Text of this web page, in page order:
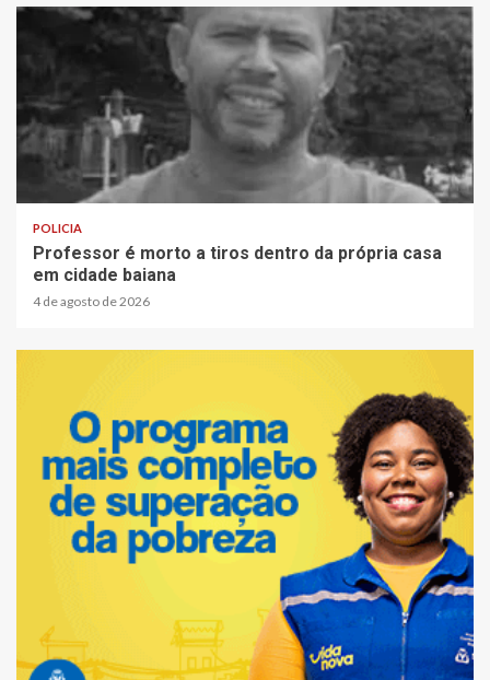
1 min read
POLICIA
Professor é morto a tiros dentro da própria casa
em cidade baiana
4 de agosto de 2026